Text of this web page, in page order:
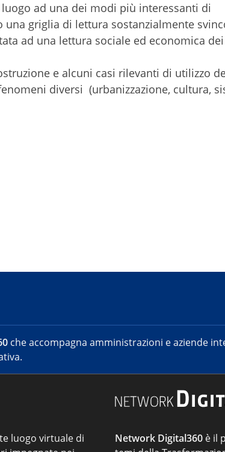
ad una dei modi più interessanti di
griglia di lettura sostanzialmente
ad una lettura sociale ed economica
e alcuni casi rilevanti di utilizzo
diversi (urbanizzazione, cultura,
che accompagna amministrazioni e aziende
luogo virtuale di
Network Digital360 è il